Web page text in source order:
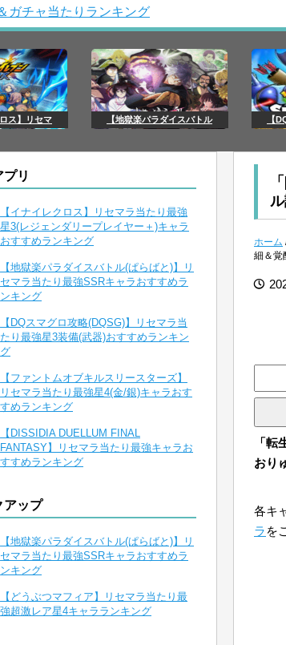
ガチャ当たりランキング
ス】リセマ 【地獄楽パラダイスバトル 【
リ
【イナイレクロス】リセマラ当たり最強
星3(レジェンダリープレイヤー＋)キャラ
おすすめランキング
【地獄楽パラダイスバトル(ぱらばと)】リ
セマラ当たり最強SSRキャラおすすめラ
ンキング
【DQスマグロ攻略(DQSG)】リセマラ当
たり最強星3装備(武器)おすすめランキン
グ
【ファントムオブキルスリースターズ】
リセマラ当たり最強星4(金/銀)キャラおす
すめランキング
【DISSIDIA DUELLUM FINAL
FANTASY】リセマラ当たり最強キャラお
すすめランキング
アップ
【地獄楽パラダイスバトル(ぱらばと)】リ
セマラ当たり最強SSRキャラおすすめラ
ンキング
【どうぶつマフィア】リセマラ当たり最
強超激レア星4キャラランキング
ホーム
細＆覚
索:
「
おり
各キ
ラ を